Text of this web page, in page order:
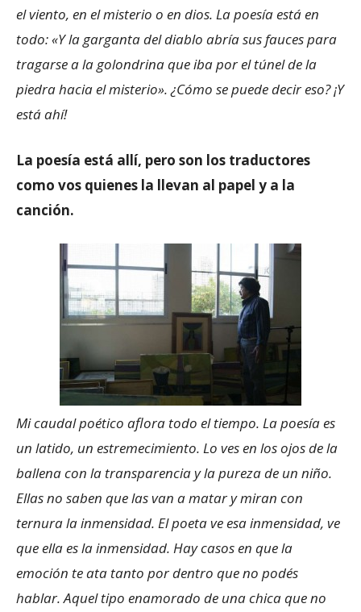
el viento, en el misterio o en dios. La poesía está en
todo: «Y la garganta del diablo abría sus fauces para
tragarse a la golondrina que iba por el túnel de la
piedra hacia el misterio». ¿Cómo se puede decir eso? ¡Y
está ahí!
La poesía está allí, pero son los traductores
como vos quienes la llevan al papel y a la
canción.
Mi caudal poético aflora todo el tiempo. La poesía es
un latido, un estremecimiento. Lo ves en los ojos de la
ballena con la transparencia y la pureza de un niño.
Ellas no saben que las van a matar y miran con
ternura la inmensidad. El poeta ve esa inmensidad, ve
que ella es la inmensidad. Hay casos en que la
emoción te ata tanto por dentro que no podés
hablar. Aquel tipo enamorado de una chica que no